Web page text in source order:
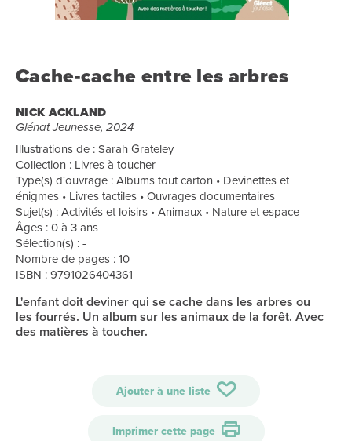
Cache-cache entre les arbres
NICK ACKLAND
Glénat Jeunesse, 2024
Illustrations de : Sarah Grateley
Collection : Livres à toucher
Type(s) d'ouvrage : Albums tout carton • Devinettes et
énigmes • Livres tactiles • Ouvrages documentaires
Sujet(s) : Activités et loisirs • Animaux • Nature et espace
Âges : 0 à 3 ans
Sélection(s) : -
Nombre de pages : 10
ISBN : 9791026404361
L'enfant doit deviner qui se cache dans les arbres ou
les fourrés. Un album sur les animaux de la forêt. Avec
des matières à toucher.
Ajouter à une liste
Imprimer cette page